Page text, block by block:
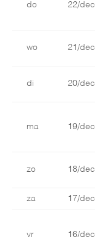
do 22/dec
wo 21/dec
di 20/dec
ma 19/dec
zo 18/dec
za 17/dec
vr 16/dec